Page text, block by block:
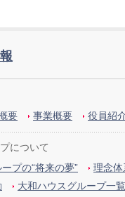
要 事業概要 役員紹
について
プの“将来の夢”
理念体
大和ハウスグループ一覧